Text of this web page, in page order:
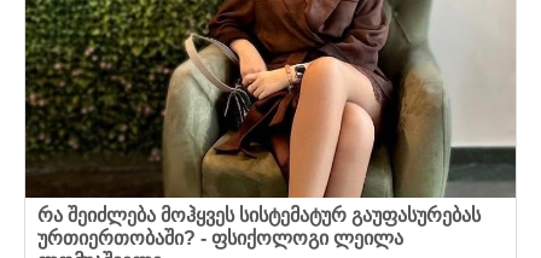
რა შეიძლება მოჰყვეს სისტემატურ გაუფასურებას
ურთიერთობაში? - ფსიქოლოგი ლეილა